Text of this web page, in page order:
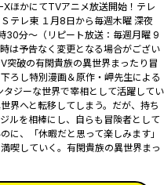
ほかにてTVアニメ放送開始！テレ
テレ東 １月8日から毎週木曜 深夜
分～（リピート放送：毎週月曜 9
は予告なく変更となる場合がござい
突破の有閑貴族の異世界まったり冒
ろし特別漫画＆原作・岬先生による
ジーな世界で宰相として活躍してい
界へと転移してしまう。だが、持ち
ルを相棒にし、自らも冒険者として
に、「休暇だと思って楽しみます」
喫していく。有閑貴族の異世界まっ